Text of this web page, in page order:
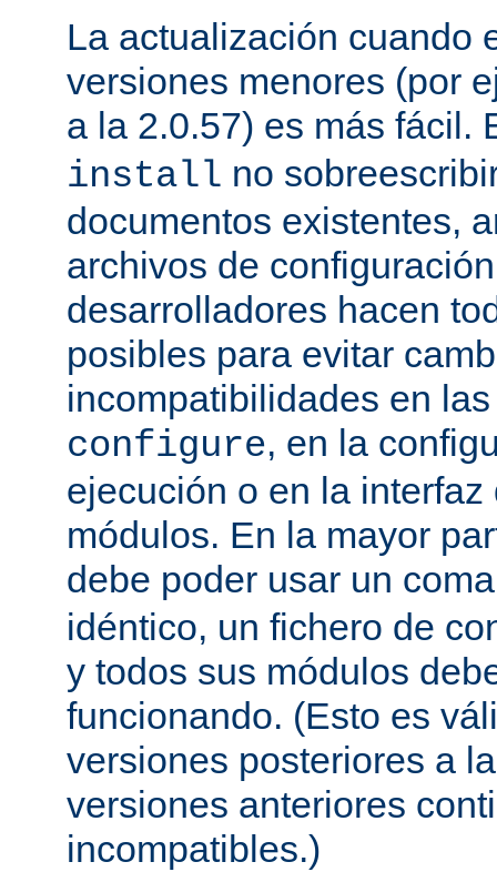
La actualización cuando
versiones menores (por
a la 2.0.57) es más fácil.
install no
documentos existentes,
archivos de
desarrolladores hacen
posibles para evitar
incompatibilidades en
configure, en la
ejecución o en la
módulos. En la mayor
debe poder usar un
idéntico, un fichero de
y todos sus módulos
funcionando. (Esto es
versiones posteriores a
versiones anteriores
incompatibles.)